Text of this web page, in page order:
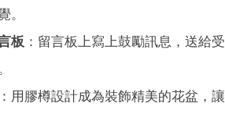
。
板 ：留言板上寫上鼓勵訊息，送給受
：用膠樽設計成為裝飾精美的花盆，讓